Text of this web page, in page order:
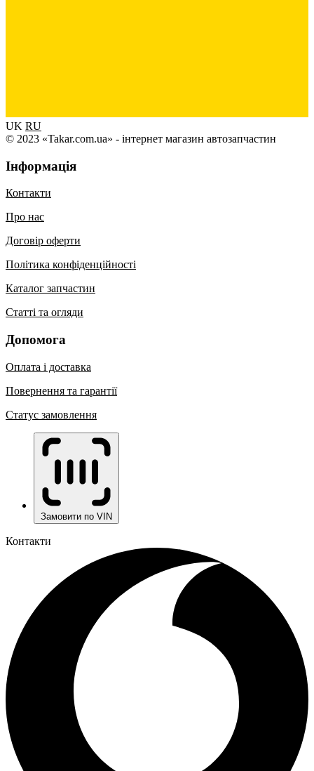
UK RU
© 2023 «Takar.com.ua» - інтернет магазин автозапчастин
Інформація
Контакти
Про нас
Договір оферти
Політика конфіденційності
Каталог запчастин
Статті та огляди
Допомога
Оплата і доставка
Повернення та гарантії
Статус замовлення
Замовити по VIN
Контакти